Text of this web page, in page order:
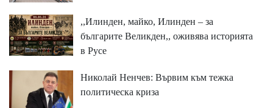
,,Илинден, майко, Илинден – за
българите Великден,, оживява историята
в Русе
Николай Ненчев: Вървим към тежка
политическа криза